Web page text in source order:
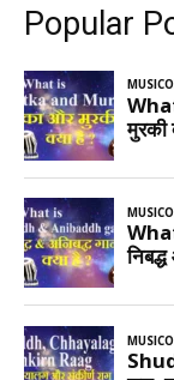
Popular